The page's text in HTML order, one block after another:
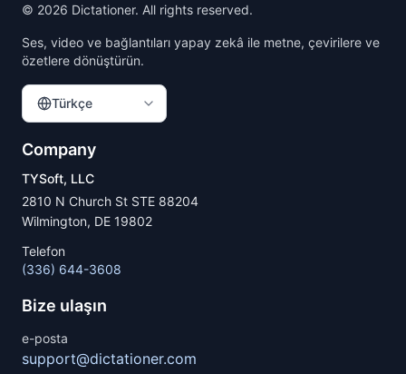
© 2026 Dictationer. All rights reserved.
Ses, video ve bağlantıları yapay zekâ ile metne, çevirilere ve
özetlere dönüştürün.
Türkçe
Company
TYSoft, LLC
2810 N Church St STE 88204
Wilmington, DE 19802
Telefon
(336) 644-3608
Bize ulaşın
e-posta
support@dictationer.com